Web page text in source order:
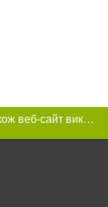
Цей сайт використовує «cookies». Також веб-сайт використовує інтернет-сервіс для збору технічних даних стосовно відвідувачів з метою отримання маркетингової та статистичної інформації. Умови обробки даних відвідувачів сайту див.